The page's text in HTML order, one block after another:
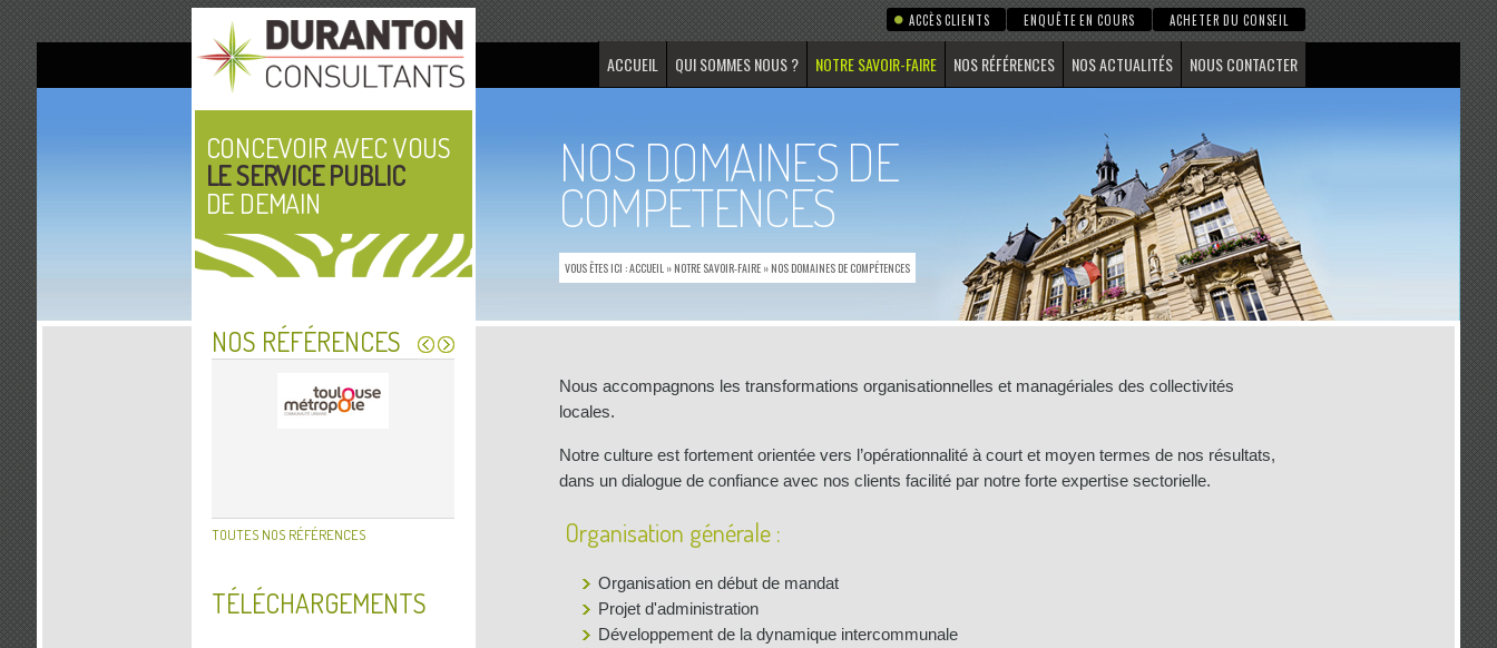
ACCÈS CLIENTS ENQUÊTE EN COURS ACHETER DU CONSEIL
ACCUEIL QUI SOMMES NOUS ? NOTRE SAVOIR-FAIRE NOS RÉFÉRENCES NOS ACTUALITÉS NOUS CONTACTER
NOS DOMAINES DE
COMPÉTENCES
VOUS ÊTES ICI :ACCUEIL » NOTRE SAVOIR-FAIRE » NOS DOMAINES DE COMPÉTENCES
Nous accompagnons les transformations organisationnelles et managériales des collectivités
locales.
Notre culture est fortement orientée vers l’opérationnalité à court et moyen termes de nos résultats,
dans un dialogue de confiance avec nos clients facilité par notre forte expertise sectorielle.
Organisation générale :
Organisation en début de mandat
Projet d'administration
Développement de la dynamique intercommunale
CONCEVOIR AVEC VOUS
LE SERVICE PUBLIC
DE DEMAIN
NOS RÉFÉRENCES
TOUTES NOS RÉFÉRENCES
TÉLÉCHARGEMENTS